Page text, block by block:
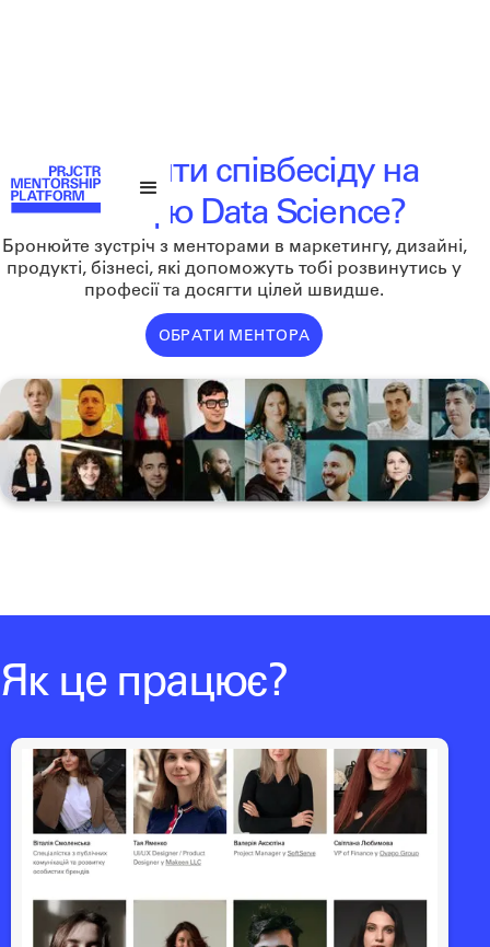
Як пройти співбесіду на
позицію Data Science?
Бронюйте зустріч з менторами в маркетингу, дизайні,
продукті, бізнесі, які допоможуть тобі розвинутись у
професії та досягти цілей швидше.
ОБРАТИ МЕНТОРА
Як це працює?